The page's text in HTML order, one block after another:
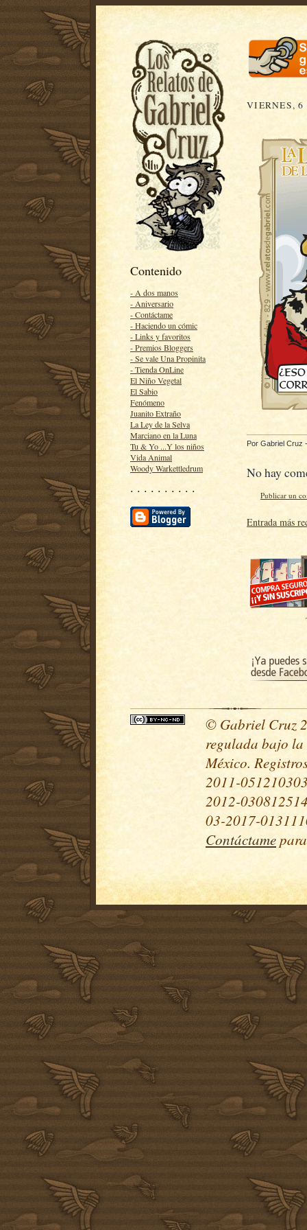
Contenido
- A dos manos
- Aniversario
- Contáctame
- Haciendo un cómic
- Links y favoritos
- Premios Bloggers
- Se vale Una Propinita
- Tienda OnLine
El Niño Vegetal
El Sabio
Fenómeno
Juanito Extraño
La Ley de la Selva
Marciano en la Luna
Tu & Yo ...Y los niños
Vida Animal
Woody Warkettledrum
· · · · · · · · · ·
VIERNES, 6
Por Gabriel Cruz
No hay
Publicar un
Entrada más
© Gabriel Cruz
regulada bajo la
México.
2011-
2012-
03-2017-
Contáctame